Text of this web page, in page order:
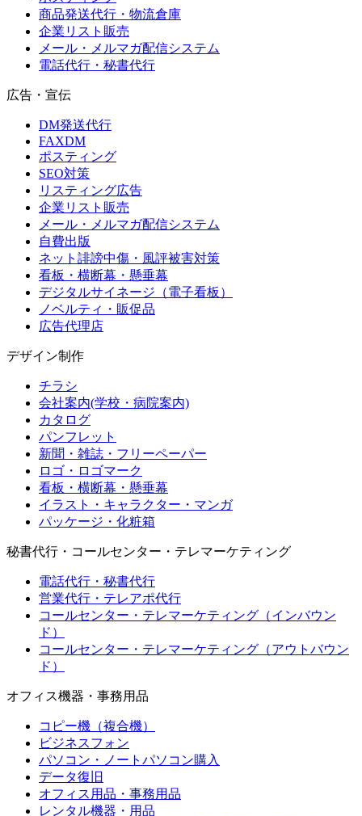
商品発送代行・物流倉庫
企業リスト販売
メール・メルマガ配信システム
電話代行・秘書代行
広告・宣伝
DM発送代行
FAXDM
ポスティング
SEO対策
リスティング広告
企業リスト販売
メール・メルマガ配信システム
自費出版
ネット誹謗中傷・風評被害対策
看板・横断幕・懸垂幕
デジタルサイネージ（電子看板）
ノベルティ・販促品
広告代理店
デザイン制作
チラシ
会社案内(学校・病院案内)
カタログ
パンフレット
新聞・雑誌・フリーペーパー
ロゴ・ロゴマーク
看板・横断幕・懸垂幕
イラスト・キャラクター・マンガ
パッケージ・化粧箱
秘書代行・コールセンター・テレマーケティング
電話代行・秘書代行
営業代行・テレアポ代行
コールセンター・テレマーケティング（インバウン
ド）
コールセンター・テレマーケティング（アウトバウン
ド）
オフィス機器・事務用品
コピー機（複合機）
ビジネスフォン
パソコン・ノートパソコン購入
データ復旧
オフィス用品・事務用品
レンタル機器・用品